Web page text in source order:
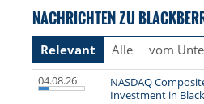
NACHRICHTEN ZU
Relevant Alle vom
04.08.26
NASDAQ
Investment in